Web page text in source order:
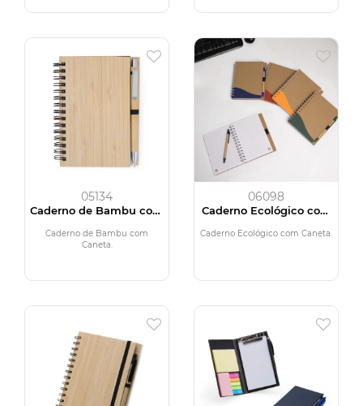
05134
Caderno de Bambu com
Caderno de Bambu com
Caneta.
06098
Caderno Ecológico com
Caderno Ecológico com Caneta.